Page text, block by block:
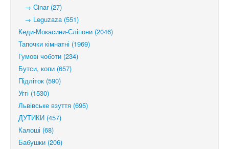
→ Cinar (27)
→ Leguzaza (551)
Кеди-Мокасини-Сліпони (2046)
Тапочки кімнатні (1969)
Гумові чоботи (234)
Бутси, копи (657)
Підліток (590)
Уггі (1530)
Львівське взуття (695)
ДУТИКИ (457)
Калоші (68)
Бабушки (206)